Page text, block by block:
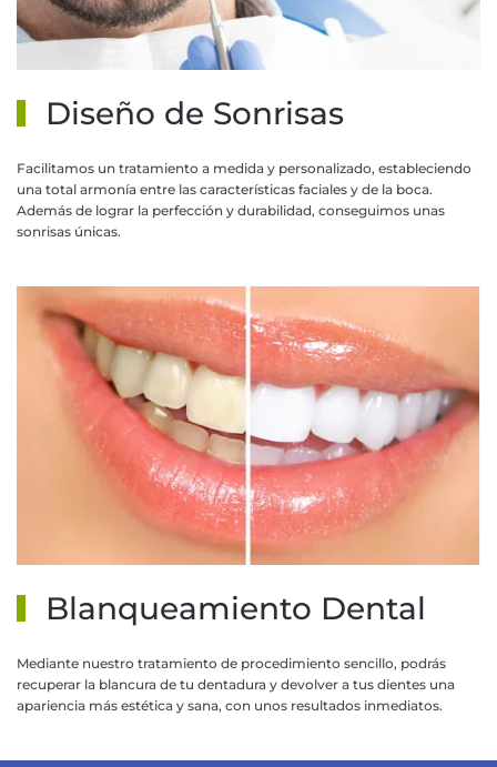
Diseño de Sonrisas
Facilitamos un tratamiento a medida y personalizado, estableciendo
una total armonía entre las características faciales y de la boca.
Además de lograr la perfección y durabilidad, conseguimos unas
sonrisas únicas.
MÁS INFORMACIÓN
Blanqueamiento Dental
Mediante nuestro tratamiento de procedimiento sencillo, podrás
recuperar la blancura de tu dentadura y devolver a tus dientes una
apariencia más estética y sana, con unos resultados inmediatos.